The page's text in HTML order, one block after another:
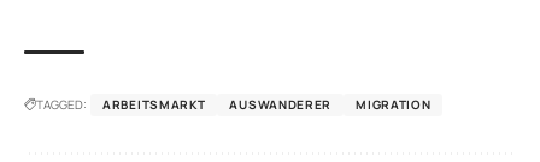
TAGGED: ARBEITSMARKT AUSWANDERER MIGRATION